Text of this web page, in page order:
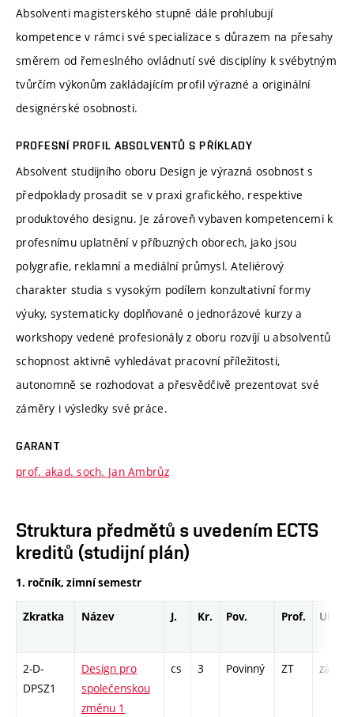
Absolventi magisterského stupně dále prohlubují
kompetence v rámci své specializace s důrazem na přesahy
směrem od řemeslného ovládnutí své disciplíny k svébytným
tvůrčím výkonům zakládajícím profil výrazné a originální
designérské osobnosti.
PROFESNÍ PROFIL ABSOLVENTŮ S PŘÍKLADY
Absolvent studijního oboru Design je výrazná osobnost s
předpoklady prosadit se v praxi grafického, respektive
produktového designu. Je zároveň vybaven kompetencemi k
profesnímu uplatnění v příbuzných oborech, jako jsou
polygrafie, reklamní a mediální průmysl. Ateliérový
charakter studia s vysokým podílem konzultativní formy
výuky, systematicky doplňované o jednorázové kurzy a
workshopy vedené profesionály z oboru rozvíjí u absolventů
schopnost aktivně vyhledávat pracovní příležitosti,
autonomně se rozhodovat a přesvědčivě prezentovat své
záměry i výsledky své práce.
GARANT
prof. akad. soch. Jan Ambrůz
Struktura předmětů s uvedením ECTS
kreditů (studijní plán)
1. ročník, zimní semestr
Zkratka Název J. Kr. Pov. Prof. Uk.
2-D-
DPSZ1
Design pro
společenskou
změnu 1
cs 3 Povinný ZT zá